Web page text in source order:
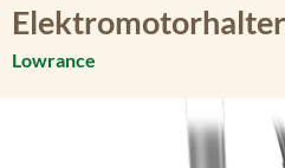
Lowrance
Bildergalerie überspringen